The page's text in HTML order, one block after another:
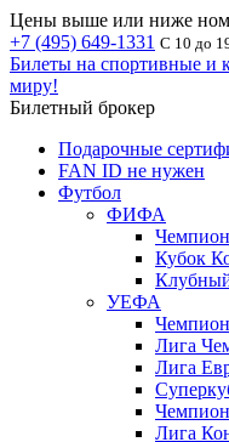
Цены выше или ниже
+7 (495) 649-1331 С 10 до
Билеты на спортивные и
миру!
Билетный брокер
Подарочные
FAN ID не нужен
Футбол
ФИФА
Кубок
УЕФА
Лига
Лига
Лига